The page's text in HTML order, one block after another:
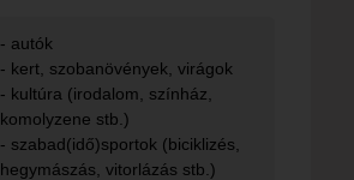
- autók
- kert, szobanövények, virágok
- kultúra (irodalom, színház,
komolyzene stb.)
- szabad(idő)sportok (biciklizés,
hegymászás, vitorlázás stb.)